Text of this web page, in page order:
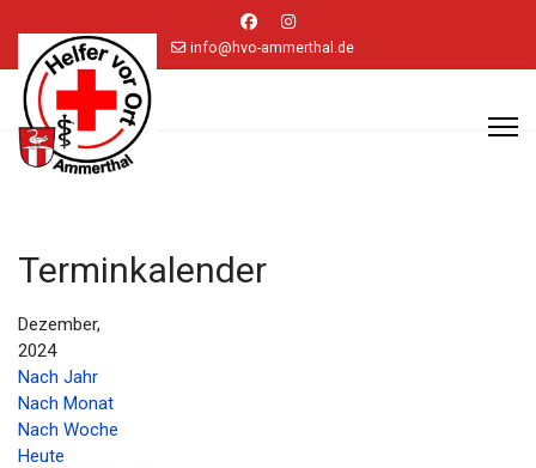
info@hvo-ammerthal.de
Terminkalender
Dezember,
2024
Nach Jahr
Nach Monat
Nach Woche
Heute